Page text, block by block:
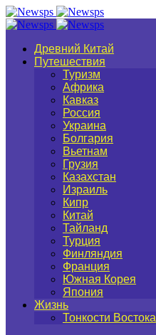
Древний Китай
Путешествия
Туризм
Африка
Кавказ
Россия
Украина
Болгария
Вьетнам
Грузия
Казахстан
Израиль
Кипр
Китай
Тайланд
Турция
Финляндия
Франция
Южная Корея
Япония
Жизнь
Тонкости Востока